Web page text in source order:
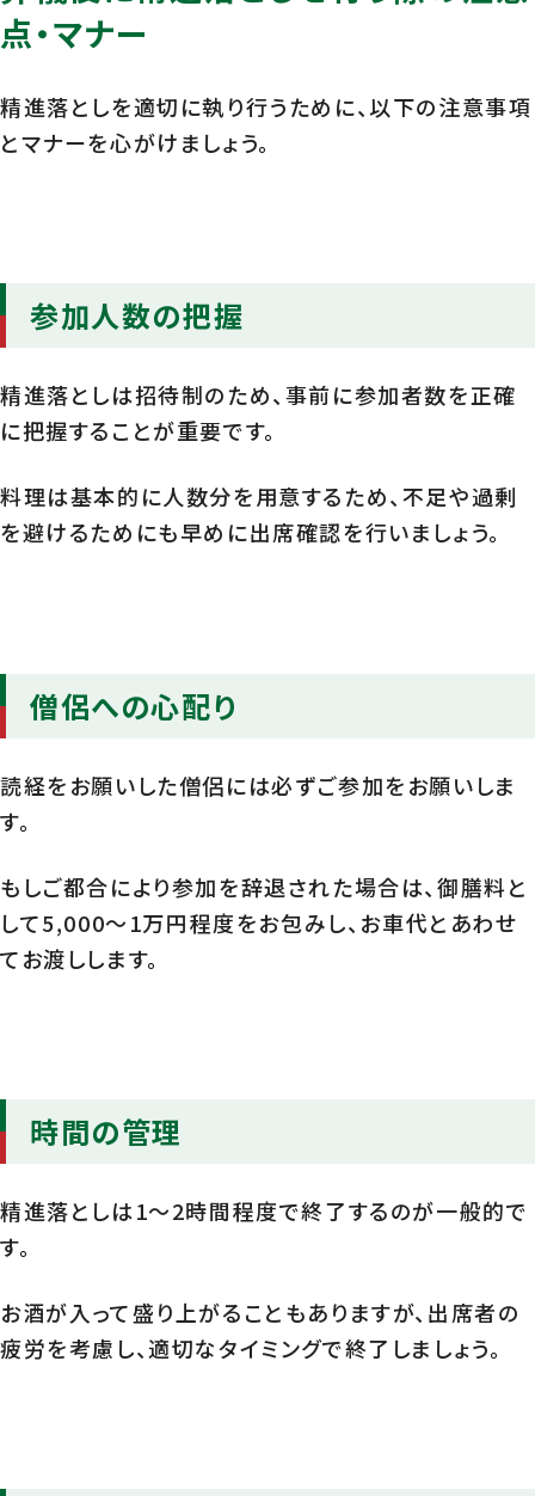
点・マナー
精進落としを適切に執り行うために、以下の注意事項
とマナーを心がけましょう。
参加人数の把握
精進落としは招待制のため、事前に参加者数を正確
に把握することが重要です。
料理は基本的に人数分を用意するため、不足や過剰
を避けるためにも早めに出席確認を行いましょう。
僧侶への心配り
読経をお願いした僧侶には必ずご参加をお願いしま
す。
もしご都合により参加を辞退された場合は、御膳料と
して5,000～1万円程度をお包みし、お車代とあわせ
てお渡しします。
時間の管理
精進落としは1～2時間程度で終了するのが一般的で
す。
お酒が入って盛り上がることもありますが、出席者の
疲労を考慮し、適切なタイミングで終了しましょう。